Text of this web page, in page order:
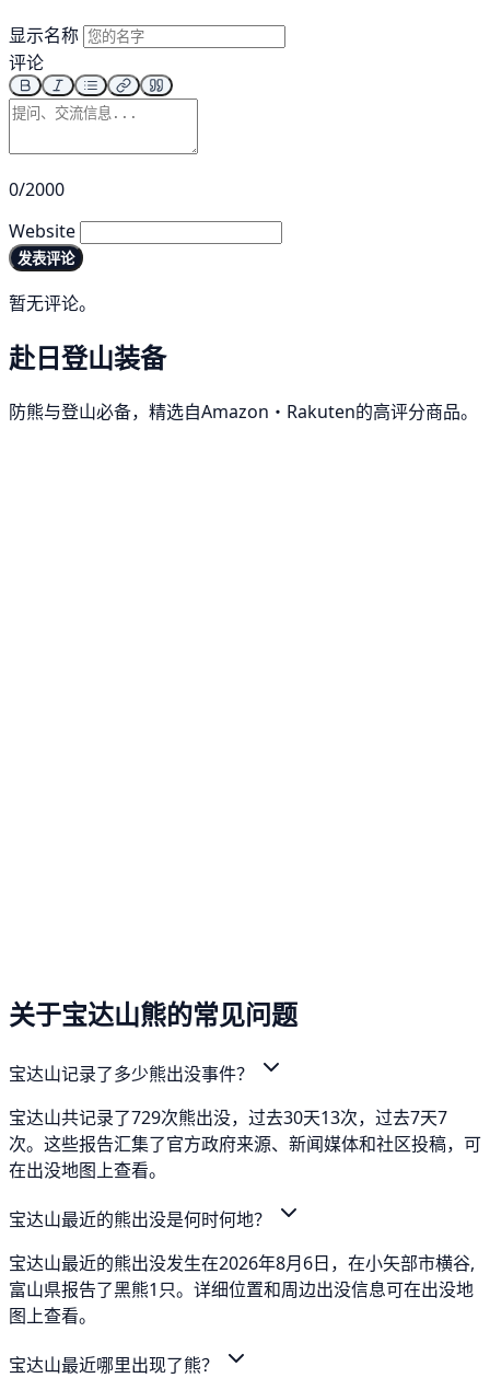
显示名称
评论
0/2000
Website
发表评论
暂无评论。
赴日登山装备
防熊与登山必备，精选自Amazon・Rakuten的高评分商品。
关于宝达山熊的常见问题
宝达山记录了多少熊出没事件？
宝达山共记录了729次熊出没，过去30天13次，过去7天7
次。这些报告汇集了官方政府来源、新闻媒体和社区投稿，可
在出没地图上查看。
宝达山最近的熊出没是何时何地？
宝达山最近的熊出没发生在2026年8月6日，在小矢部市横谷,
富山県报告了黑熊1只。详细位置和周边出没信息可在出没地
图上查看。
宝达山最近哪里出现了熊？